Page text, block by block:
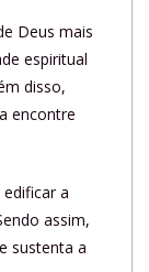
Deus mais
espiritual
disso,
encontre
a
assim,
sustenta a